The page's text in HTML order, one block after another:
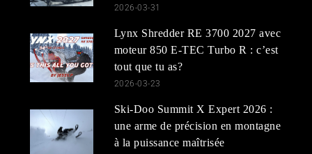
2026-03-31
Lynx Shredder RE 3700 2027 avec
moteur 850 E-TEC Turbo R : c’est
tout que tu as?
2026-03-23
Ski-Doo Summit X Expert 2026 :
une arme de précision en montagne
à la puissance maîtrisée